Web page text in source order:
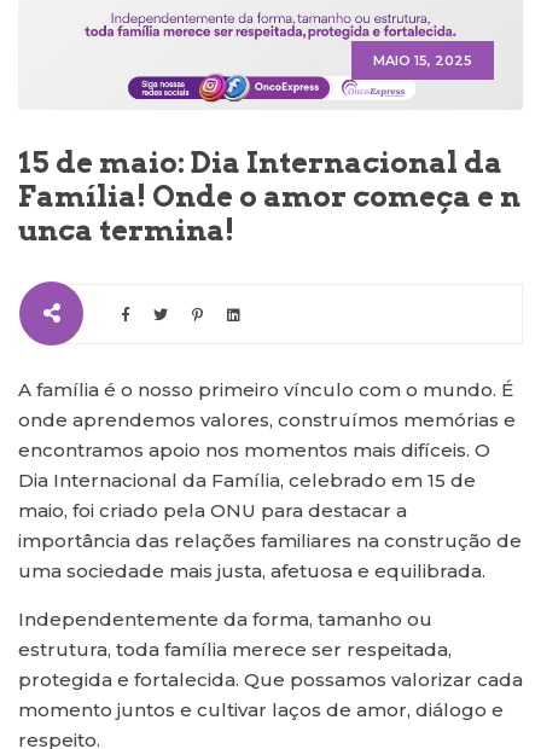
MAIO 15, 2025
15 de maio: Dia Internacional da
Família! Onde o amor começa e n
unca termina!
A família é o nosso primeiro vínculo com o mundo. É
onde aprendemos valores, construímos memórias e
encontramos apoio nos momentos mais difíceis. O
Dia Internacional da Família, celebrado em 15 de
maio, foi criado pela ONU para destacar a
importância das relações familiares na construção de
uma sociedade mais justa, afetuosa e equilibrada.
Independentemente da forma, tamanho ou
estrutura, toda família merece ser respeitada,
protegida e fortalecida. Que possamos valorizar cada
momento juntos e cultivar laços de amor, diálogo e
respeito.